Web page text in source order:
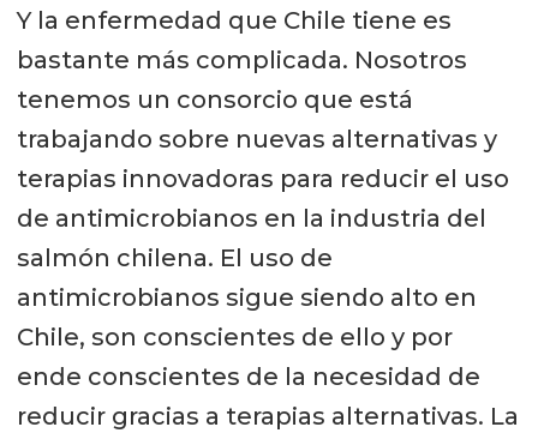
Y la enfermedad que Chile tiene es
bastante más complicada. Nosotros
tenemos un consorcio que está
trabajando sobre nuevas alternativas y
terapias innovadoras para reducir el uso
de antimicrobianos en la industria del
salmón chilena. El uso de
antimicrobianos sigue siendo alto en
Chile, son conscientes de ello y por
ende conscientes de la necesidad de
reducir gracias a terapias alternativas. La